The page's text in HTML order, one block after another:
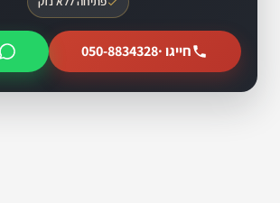
חייגו ·050-8834328